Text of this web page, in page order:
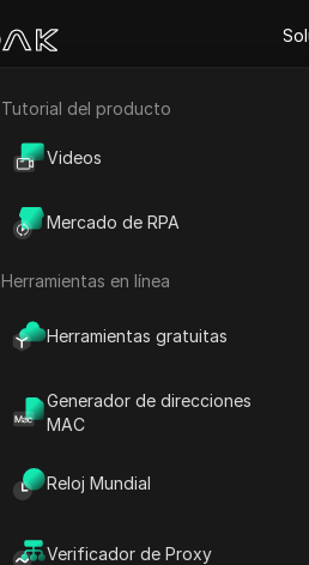
Comercio electrónico
Tutorial del producto
Videos
Mercado de RPA
Herramientas en línea
Herramientas gratuitas
Generador de direcciones
MAC
Reloj Mundial
Verificador de Proxy
Obtén acceso sin
pago mejor
alta anonimidad y
proxies gratuitos.